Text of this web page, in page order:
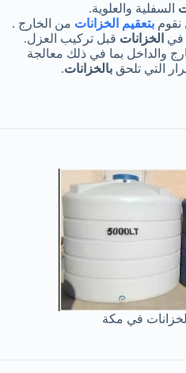
السفلية والعلوية.
نقوم بتعقيم الخزانات من الخارج .
في الخزانات قبل تركيب العزل.
والداخل بما في ذلك معالجة
التي تلحق بالخزانات.
في مكة